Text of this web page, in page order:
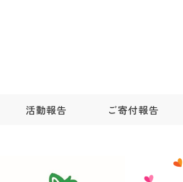
活動報告 ご寄付報告